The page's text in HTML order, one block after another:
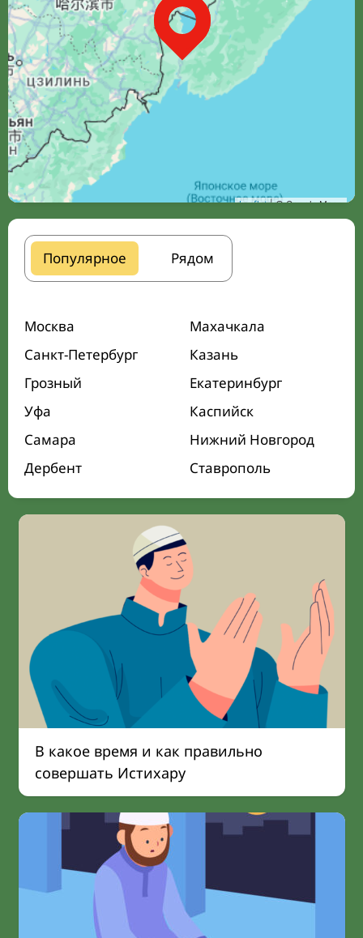
Leaflet| © Google Maps
Популярное Рядом
Москва
Махачкала
Санкт-Петербург
Казань
Грозный
Екатеринбург
Уфа
Каспийск
Самара
Нижний Новгород
Дербент
Ставрополь
В какое время и как правильно
совершать Истихару